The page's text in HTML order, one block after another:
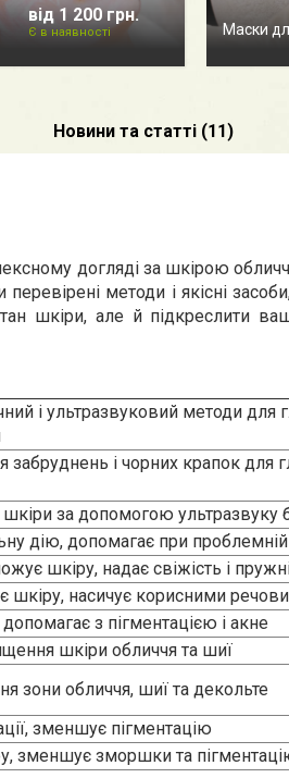
догляді за шкірою
шкіри, але й підкреслити
і ультразвуковий методи для
забруднень і чорних крапок для
за допомогою ультразвуку
дію, допомагає при проблемній
шкіру, надає свіжість і
шкіру, насичує корисними
з пігментацією і акне
шкіри обличчя та шиї
зони обличчя, шиї та декольте
зменшує пігментацію
зменшує зморшки та
в зоні обличчя, шиї та декольте